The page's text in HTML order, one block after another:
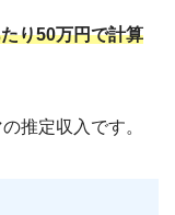
り50万円で計算
推定収入です。